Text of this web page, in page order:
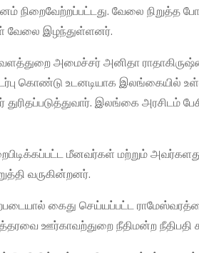
நிறைவேற்றப்பட்டது. வேலை நிறுத்த
வேலை இழந்துள்ளனர்.
அமைச்சர் அனிதா
கொண்டு உடனடியாக இலங்கையில்
இலங்கை அரசிடம்
மீனவர்கள் மற்றும்
வருகின்றனர்.
கைது செய்யப்பட்ட
ஊர்காவற்துறை நீதிமன்ற நீதிபதி